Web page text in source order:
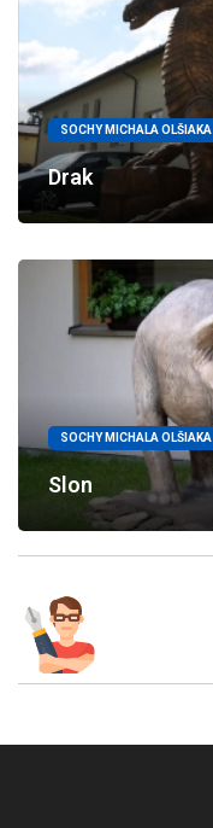
SOCHY MICHALA OLŠIAKA
Drak
SOCHY MICHALA OLŠIAKA
Slon